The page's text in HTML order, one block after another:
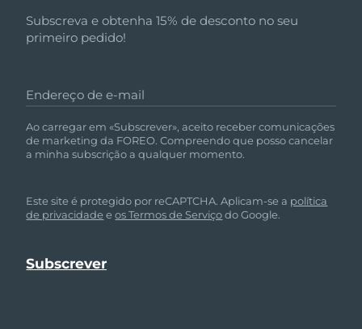
Subscreva e obtenha 15% de desconto no seu
primeiro pedido!
Endereço de e-mail
Ao carregar em «Subscrever», aceito receber comunicações
de marketing da FOREO. Compreendo que posso cancelar
a minha subscrição a qualquer momento.
Este site é protegido por reCAPTCHA. Aplicam-se a política
de privacidade eos Termos de Serviçodo Google.